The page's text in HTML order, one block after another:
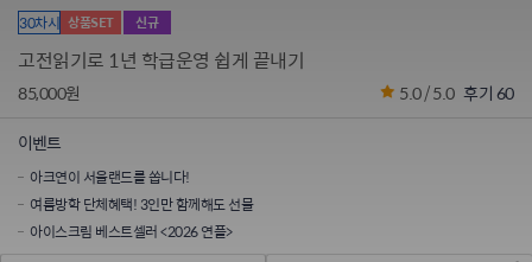
30차시 상품SET 신규
고전읽기로 1년 학급운영 쉽게 끝내기
85,000원 5.0 / 5.0 후기 60
이벤트
아크연이 서울랜드를 쏩니다!
여름방학 단체혜택! 3인만 함께해도 선물
아이스크림 베스트셀러 <2026 연플>